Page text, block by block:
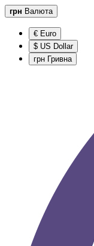
грн Валюта
€ Euro
$ US Dollar
грн Гривна